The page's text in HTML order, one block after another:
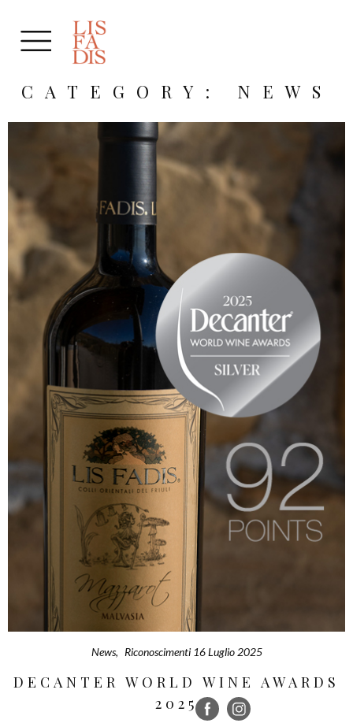
CATEGORY: NEWS
News, Riconoscimenti 16 Luglio 2025
DECANTER WORLD WINE AWARDS
2025